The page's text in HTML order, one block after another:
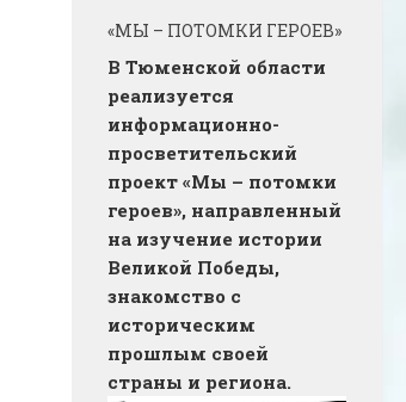
«МЫ – ПОТОМКИ ГЕРОЕВ»
В Тюменской области
реализуется
информационно-
просветительский
проект «Мы – потомки
героев», направленный
на изучение истории
Великой Победы,
знакомство с
историческим
прошлым своей
страны и региона.